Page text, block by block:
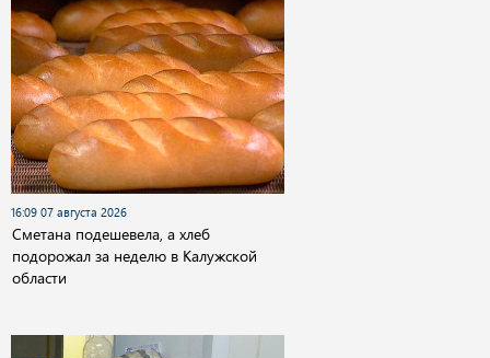
16:09 07 августа 2026
Сметана подешевела, а хлеб
подорожал за неделю в Калужской
области